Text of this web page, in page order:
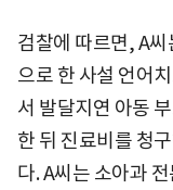
검찰에 따르면, A
으로 한 사설 언어
서 발달지연 아동
한 뒤 진료비를 청
다. A씨는 소아과